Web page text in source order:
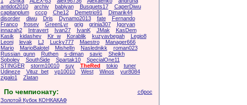
antidot2010
archiv babiyan Busquets17
CaperDiwu
capitanplum
cccp Che12 Demetrio91
Dimarik44
disorder
diwu Dris Dynamo2013 fate
Fernando
Franco
frosev GreenLyr grig grinia307
Igoryan
innazah2
Intravert Ivan27 IvanK JMak
KasDem
Kasik
kidashev Kir_w Korablik kuzyavbegah
Legio8
Leoni
levak LJ Lucky777 Maestro
Manager666
Mario
MarioBalotel MishelIn Naslednikk
roman023
Russian_gunn
Ruthen s-diman savic
Sheikh
Sobolev
SouthSide Spartak10
SpecialOne11
STINGER
storm10010 suy TheRed tokio
tuner
Udineze
Vituz_bet vp10010 West Winos
yur8084
zigalo1
Zlatan
По чемпионату:
сброс
Золотой Кубок КОНКАКАФ